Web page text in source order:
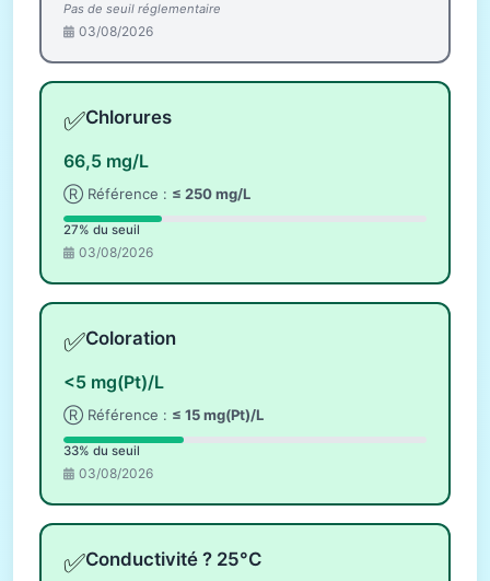
Pas de seuil réglementaire
03/08/2026
✅Chlorures
66,5 mg/L
Ⓡ Référence : ≤ 250 mg/L
27% du seuil
03/08/2026
✅Coloration
<5 mg(Pt)/L
Ⓡ Référence : ≤ 15 mg(Pt)/L
33% du seuil
03/08/2026
✅Conductivité ? 25°C